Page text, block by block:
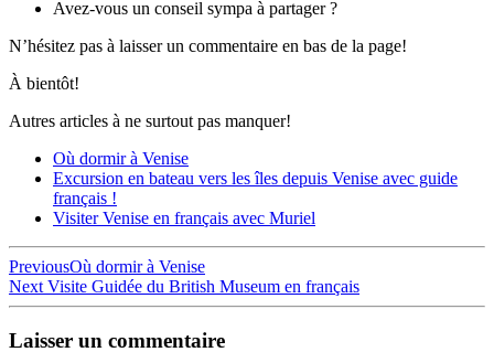
Avez-vous un conseil sympa à partager ?
N’hésitez pas à laisser un commentaire en bas de la page!
À bientôt!
Autres articles à ne surtout pas manquer!
Où dormir à Venise
Excursion en bateau vers les îles depuis Venise avec guide
français !
Visiter Venise en français avec Muriel
Navigation
de
l’article
PreviousPrevious
post:
Où dormir à Venise
Next Next
post:
Visite Guidée du British Museum en français
Laisser un commentaire